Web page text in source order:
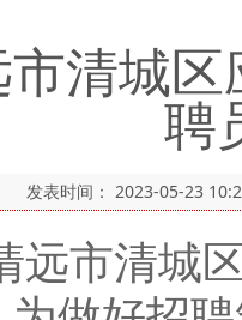
清城
聘
发表时间： 2023-05-23
远市清城